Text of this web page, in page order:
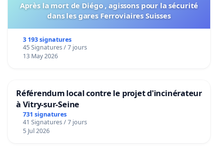
Après la mort de Diégo , agissons pour la sécurité
dans les gares Ferroviaires Suisses
3 193 signatures
45 Signatures / 7 jours
13 May 2026
Référendum local contre le projet d'incinérateur
à Vitry-sur-Seine
731 signatures
41 Signatures / 7 jours
5 Jul 2026